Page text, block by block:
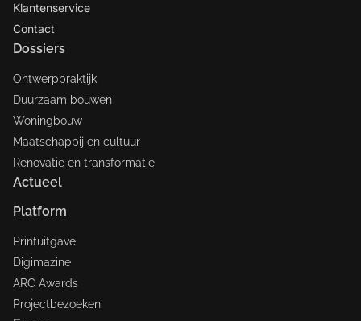
Klantenservice
Contact
Dossiers
Ontwerppraktijk
Duurzaam bouwen
Woningbouw
Maatschappij en cultuur
Renovatie en transformatie
Actueel
Platform
Printuitgave
Digimazine
ARC Awards
Projectbezoeken